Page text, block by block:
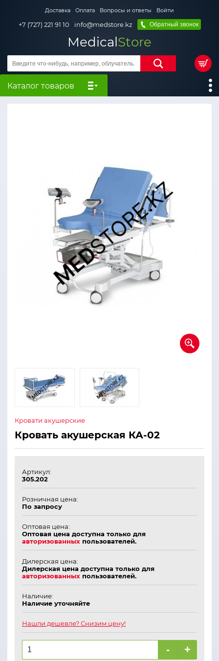
Доставка Оплата Вопросы и ответы Войти
+7 (727) 221 91 10 info@medstore.kz Обратный звонок
MedicalStore
Каталог товаров
Кровати акушерские
Кровать акушерская КА-02
Артикул:
305.202
Розничная цена:
По запросу
Оптовая цена:
Оптовая цена доступна только для
авторизованных пользователей.
Дилерская цена:
Дилерская цена доступна только для
авторизованных пользователей.
Наличие:
Наличие уточняйте
Нашли дешевле? Снизим цену!
- +